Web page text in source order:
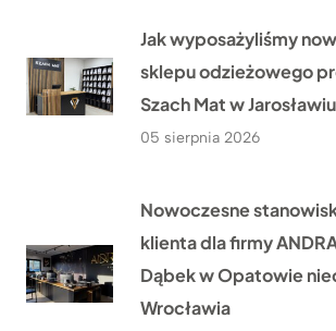
Jak wyposażyliśmy
sklepu odzieżowego
Szach Mat w
05 sierpnia 2026
Nowoczesne
klienta dla firmy
Dąbek w Opatowie
Wrocławia